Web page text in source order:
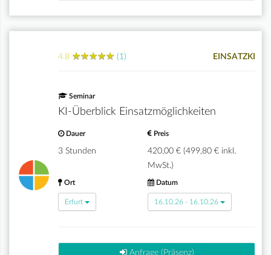
4.8 ★★★★★
★★★★★ (1) EINSATZKI
Seminar
KI-Überblick Einsatzmöglichkeiten
Dauer
3 Stunden
Preis
420,00 € (499,80 € inkl.
MwSt.)
Ort
Erfurt
Datum
16.10.26 - 16.10.26
Anfrage (Präsenz)